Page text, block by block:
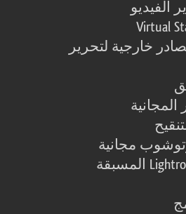
الفيديو
Virtual
خارجية لتحرير
مجانية
إعدادات Lightroom المسبقة